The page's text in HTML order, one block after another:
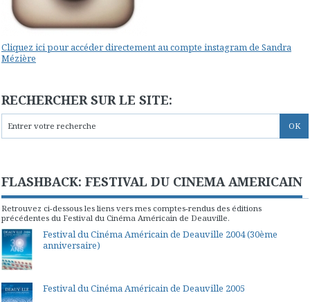
Cliquez ici pour accéder directement au compte instagram de Sandra
Mézière
RECHERCHER SUR LE SITE:
FLASHBACK: FESTIVAL DU CINEMA AMERICAIN
Retrouvez ci-dessous les liens vers mes comptes-rendus des éditions
précédentes du Festival du Cinéma Américain de Deauville.
Festival du Cinéma Américain de Deauville 2004 (30ème
anniversaire)
Festival du Cinéma Américain de Deauville 2005